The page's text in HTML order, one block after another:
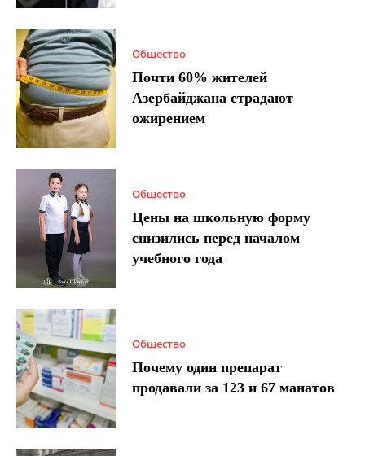
Общество
Почти 60% жителей
Азербайджана страдают
ожирением
Общество
Цены на школьную форму
снизились перед началом
учебного года
Общество
Почему один препарат
продавали за 123 и 67 манатов